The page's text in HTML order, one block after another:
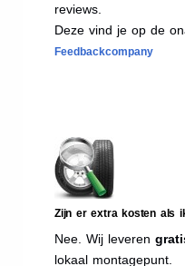
reviews.
Deze vind je op de
Feedbackcompany
Zijn er extra kosten als
Nee. Wij leveren
lokaal montagepunt.